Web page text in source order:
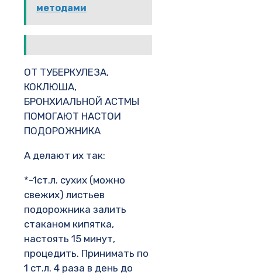
методами
ОТ ТУБЕРКУЛЕЗА,
КОКЛЮША,
БРОНХИАЛЬНОЙ АСТМЫ
ПОМОГАЮТ НАСТОИ
ПОДОРОЖНИКА
А делают их так:
*-1ст.л. сухих (можно
свежих) листьев
подорожника залить
стаканом кипятка,
настоять 15 минут,
процедить. Принимать по
1 ст.л. 4 раза в день до